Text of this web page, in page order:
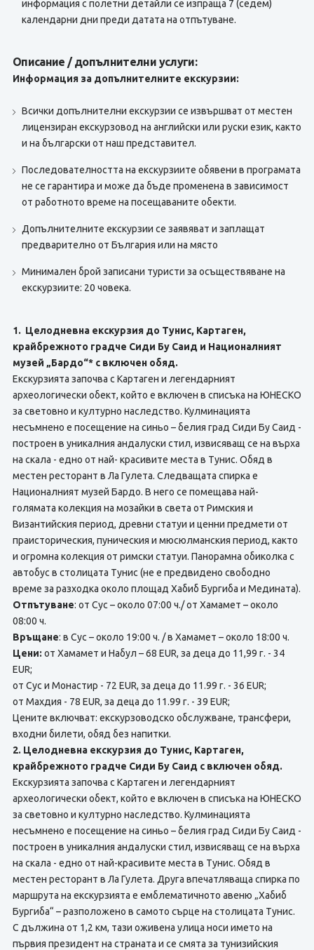
информация с полетни детайли се изпраща 7 (седем)
календарни дни преди датата на отпътуване.
Описание / допълнителни услуги:
Информация за допълнителните екскурзии:
Всички допълнителни екскурзии се извършват от местен
лицензиран екскурзовод на английски или руски език, както
и на български от наш представител.
Последователността на екскурзиите обявени в програмата
не се гарантира и може да бъде променена в зависимост
от работното време на посещаваните обекти.
Допълнителните екскурзии се заявяват и заплащат
предварително от България или на място
Минимален брой записани туристи за осъществяване на
екскурзиите: 20 човека.
1. Целодневна екскурзия до Тунис, Картаген,
крайбрежното градче Сиди Бу Саид и Националният
музей „Бардо“* с включен обяд.
Екскурзията започва с Картаген и легендарният
археологически обект, който е включен в списъка на ЮНЕСКО
за световно и културно наследство. Кулминацията
несъмнено е посещение на синьо – белия град Сиди Бу Саид -
построен в уникалния андалуски стил, извисяващ се на върха
на скала - едно от най- красивите места в Тунис. Обяд в
местен ресторант в Ла Гулета. Следващата спирка е
Националният музей Бардо. В него се помещава най-
голямата колекция на мозайки в света от Римския и
Византийския период, древни статуи и ценни предмети от
праисторическия, пуническия и мюсюлманския период, както
и огромна колекция от римски статуи. Панорамна обиколка с
автобус в столицата Тунис (не е предвидено свободно
време за разходка около площад Хабиб Бургиба и Медината).
Отпътуване: от Сус – около 07:00 ч./ от Хамамет – около
08:00 ч.
Връщане: в Сус – около 19:00 ч. / в Хамамет – около 18:00 ч.
Цени: от Хамамет и Набул – 68 EUR, за деца до 11,99 г. - 34
EUR;
от Сус и Монастир - 72 EUR, за деца до 11.99 г. - 36 EUR;
от Махдия - 78 EUR, за деца до 11.99 г. - 39 EUR;
Цените включват: екскурзоводско обслужване, трансфери,
входни билети, обяд без напитки.
2. Целодневна екскурзия до Тунис, Картаген,
крайбрежното градче Сиди Бу Саид с включен обяд.
Екскурзията започва с Картаген и легендарният
археологически обект, който е включен в списъка на ЮНЕСКО
за световно и културно наследство. Кулминацията
несъмнено е посещение на синьо – белия град Сиди Бу Саид -
построен в уникалния андалуски стил, извисяващ се на върха
на скала - едно от най-красивите места в Тунис. Обяд в
местен ресторант в Ла Гулета. Друга впечатляваща спирка по
маршрута на екскурзията е емблематичното авеню „Хабиб
Бургиба“ – разположено в самото сърце на столицата Тунис.
С дължина от 1,2 км, тази оживена улица носи името на
първия президент на страната и се смята за тунизийския